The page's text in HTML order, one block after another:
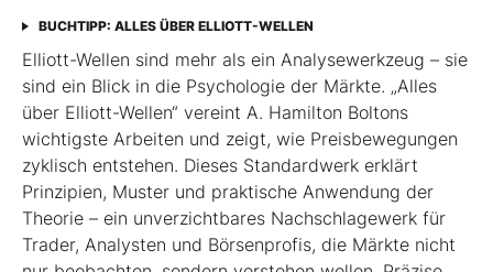
BUCHTIPP: ALLES ÜBER ELLIOTT-WELLEN
Elliott-Wellen sind mehr als ein Analysewerkzeug – sie
sind ein Blick in die Psychologie der Märkte. „Alles
über Elliott-Wellen“ vereint A. Hamilton Boltons
wichtigste Arbeiten und zeigt, wie Preisbewegungen
zyklisch entstehen. Dieses Standardwerk erklärt
Prinzipien, Muster und praktische Anwendung der
Theorie – ein unverzichtbares Nachschlagewerk für
Trader, Analysten und Börsenprofis, die Märkte nicht